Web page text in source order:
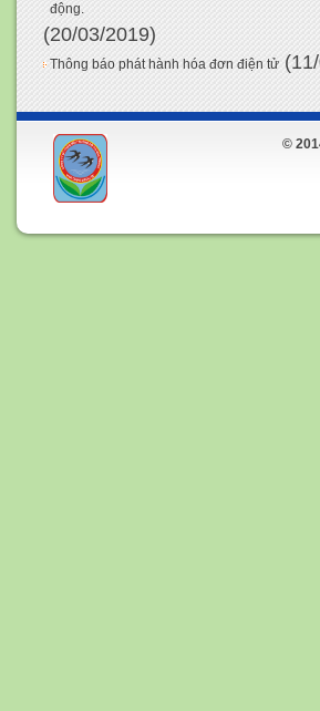
động.
(20/03/2019)
Thông báo phát hành hóa đơn điện tử
©